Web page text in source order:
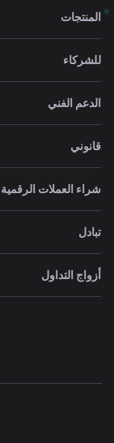
المنتجات
للشركاء
الدعم الفني
قانوني
شراء العملات الرقمية
تبادل
أزواج التداول